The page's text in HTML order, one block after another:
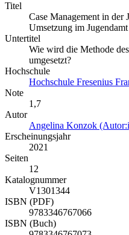
Titel
Case Management in der
Umsetzung im Jugendamt
Untertitel
Wie wird die Methode
umgesetzt?
Hochschule
Hochschule Fresenius
Note
1,7
Autor
Angelina Konzok
Erscheinungsjahr
2021
Seiten
12
Katalognummer
V1301344
ISBN (PDF)
9783346767066
ISBN (Buch)